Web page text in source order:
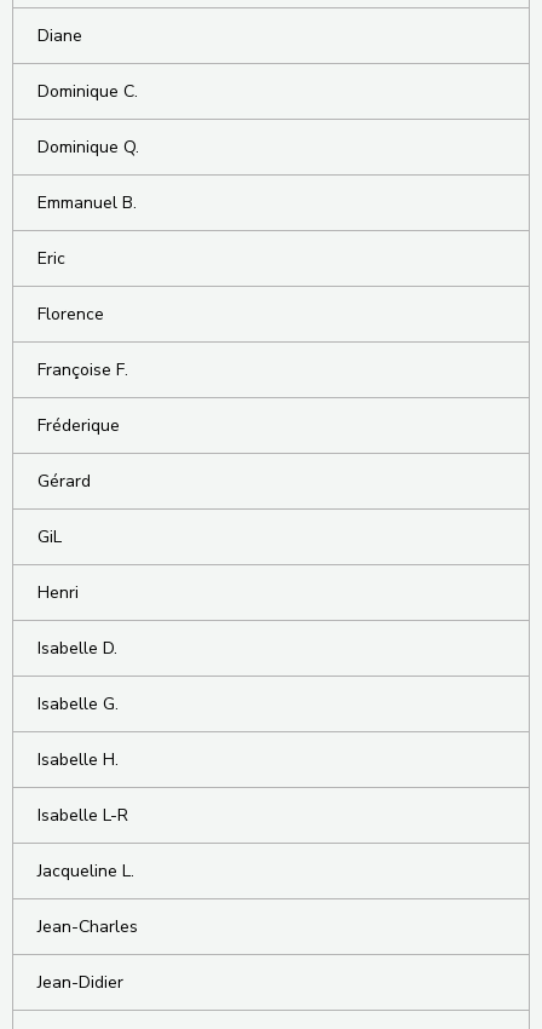
Diane
Dominique C.
Dominique Q.
Emmanuel B.
Eric
Florence
Françoise F.
Fréderique
Gérard
GiL
Henri
Isabelle D.
Isabelle G.
Isabelle H.
Isabelle L-R
Jacqueline L.
Jean-Charles
Jean-Didier